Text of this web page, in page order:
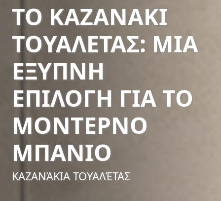
ΤΟ ΚΑΖΑΝΆΚΙ
ΤΟΥΑΛΈΤΑΣ: ΜΙΑ
ΈΞΥΠΝΗ
ΕΠΙΛΟΓΉ ΓΙΑ ΤΟ
ΜΟΝΤΈΡΝΟ
ΜΠΆΝΙΟ
ΚΑΖΑΝΆΚΙΑ ΤΟΥΑΛΈΤΑΣ